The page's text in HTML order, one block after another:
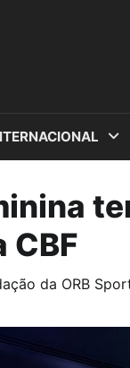
CBF
da ORB